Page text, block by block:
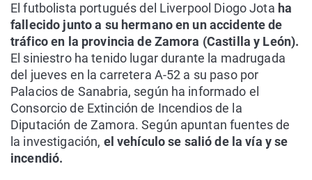
El futbolista portugués del Liverpool Diogo Jota ha
fallecido junto a su hermano en un accidente de
tráfico en la provincia de Zamora (Castilla y León).
El siniestro ha tenido lugar durante la madrugada
del jueves en la carretera A-52 a su paso por
Palacios de Sanabria, según ha informado el
Consorcio de Extinción de Incendios de la
Diputación de Zamora. Según apuntan fuentes de
la investigación, el vehículo se salió de la vía y se
incendió.